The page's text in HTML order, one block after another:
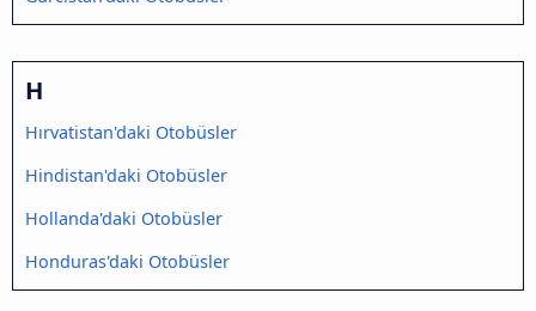
H
Hırvatistan'daki Otobüsler
Hindistan'daki Otobüsler
Hollanda'daki Otobüsler
Honduras'daki Otobüsler